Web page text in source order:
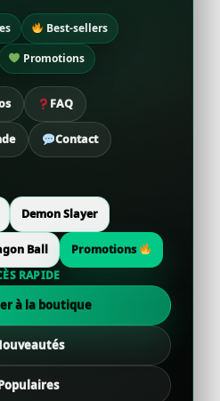
Best-sellers
Promotions
FAQ
Contact
Demon Slayer
Ball
Promotions
RAPIDE
à la boutique